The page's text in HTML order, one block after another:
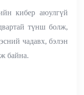
кибер аюулгүй
түнш болж,
чадавх, бэлэн
байна.